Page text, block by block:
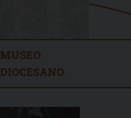
MUSEO
DIOCESANO